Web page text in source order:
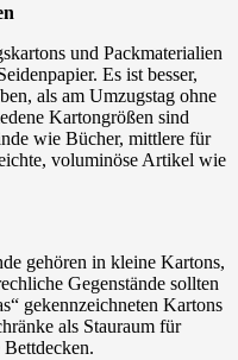
und Packmaterialien
Es ist besser,
als am Umzugstag ohne
Kartongrößen sind
wie Bücher, mittlere für
voluminöse Artikel wie
gehören in kleine Kartons,
Gegenstände sollten
gekennzeichneten Kartons
als Stauraum für